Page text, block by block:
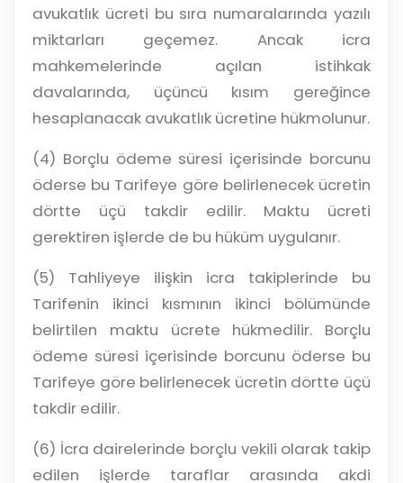
avukatlık ücreti bu sıra numaralarında yazılı
miktarları geçemez. Ancak icra
mahkemelerinde açılan istihkak
davalarında, üçüncü kısım gereğince
hesaplanacak avukatlık ücretine hükmolunur.
(4) Borçlu ödeme süresi içerisinde borcunu
öderse bu Tarifeye göre belirlenecek ücretin
dörtte üçü takdir edilir. Maktu ücreti
gerektiren işlerde de bu hüküm uygulanır.
(5) Tahliyeye ilişkin icra takiplerinde bu
Tarifenin ikinci kısmının ikinci bölümünde
belirtilen maktu ücrete hükmedilir. Borçlu
ödeme süresi içerisinde borcunu öderse bu
Tarifeye göre belirlenecek ücretin dörtte üçü
takdir edilir.
(6) İcra dairelerinde borçlu vekili olarak takip
edilen işlerde taraflar arasında akdi